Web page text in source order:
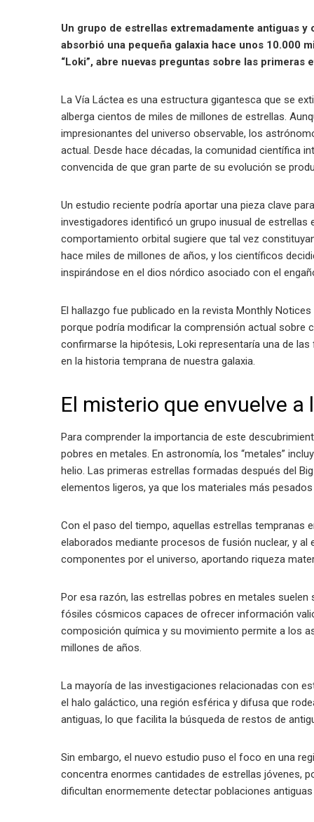
Un grupo de estrellas extremadamente antiguas
absorbió una pequeña galaxia hace unos 10.000
“Loki”, abre nuevas preguntas sobre las
La Vía Láctea es una estructura gigantesca que se
alberga cientos de miles de millones de estrellas.
impresionantes del universo observable, los
actual. Desde hace décadas, la comunidad científica
convencida de que gran parte de su evolución se
Un estudio reciente podría aportar una pieza clave
investigadores identificó un grupo inusual de
comportamiento orbital sugiere que tal vez
hace miles de millones de años, y los científicos
inspirándose en el dios nórdico asociado con el
El hallazgo fue publicado en la revista Monthly
porque podría modificar la comprensión actual sobre
confirmarse la hipótesis, Loki representaría una de
en la historia temprana de nuestra galaxia.
El misterio que envuelve
Para comprender la importancia de este
pobres en metales. En astronomía, los “metales”
helio. Las primeras estrellas formadas después del
elementos ligeros, ya que los materiales más
Con el paso del tiempo, aquellas estrellas
elaborados mediante procesos de fusión nuclear, y
componentes por el universo, aportando riqueza
Por esa razón, las estrellas pobres en metales
fósiles cósmicos capaces de ofrecer información
composición química y su movimiento permite a los
millones de años.
La mayoría de las investigaciones relacionadas con
el halo galáctico, una región esférica y difusa que
antiguas, lo que facilita la búsqueda de restos de
Sin embargo, el nuevo estudio puso el foco en una
concentra enormes cantidades de estrellas jóvenes,
dificultan enormemente detectar poblaciones